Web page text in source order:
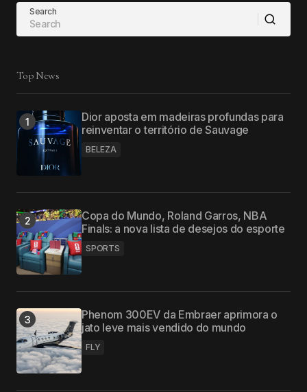
Search
Top News
Dior aposta em madeiras profundas para
reinventar o território de Sauvage
BELEZA
Copa do Mundo, Roland Garros, NBA
Finals: a nova lista de desejos do esporte
SPORTS
Phenom 300EV da Embraer aprimora o
jato leve mais vendido do mundo
FLY